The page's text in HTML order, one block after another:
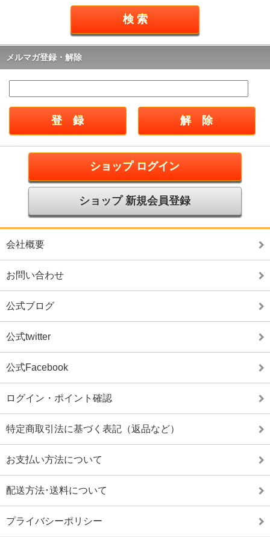
メルマガ登録・解除
ショップ ログイン
ショップ 新規会員登録
会社概要
お問い合わせ
公式ブログ
公式twitter
公式Facebook
ログイン・ポイント確認
特定商取引法に基づく表記（返品など）
お支払い方法について
配送方法･送料について
プライバシーポリシー